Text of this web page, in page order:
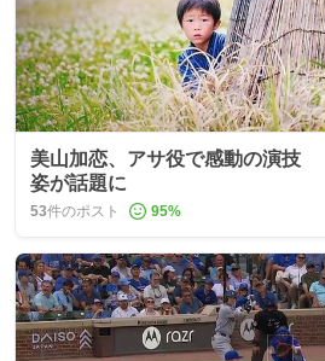
美山加恋、アサ役で感動の演技
姿が話題に
53件のポスト 95%